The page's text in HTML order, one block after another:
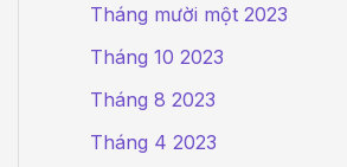
Tháng mười một 2023
Tháng 10 2023
Tháng 8 2023
Tháng 4 2023